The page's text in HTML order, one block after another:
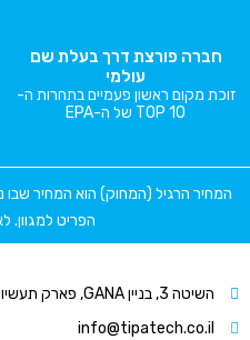
חברה פורצת דרך בעלת שם
עולמי
זוכת מקום ראשון פעמיים בתחרות ה-
TOP 10 של ה-EPA
המחיר הרגיל (המחוק) הוא המחיר
הפריט למגוון.
השיטה 3, בניין GANA, פארק תעשיות בר-לב, משגב
info@tipatech.co.il